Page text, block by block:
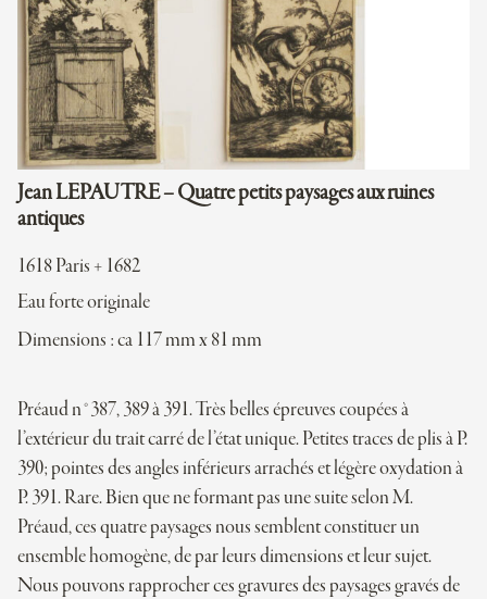
Jean LEPAUTRE – Quatre petits paysages aux ruines
antiques
1618 Paris + 1682
Eau forte originale
Dimensions : ca 117 mm x 81 mm
Préaud n°387, 389 à 391. Très belles épreuves coupées à
l’extérieur du trait carré de l’état unique. Petites traces de plis à P.
390; pointes des angles inférieurs arrachés et légère oxydation à
P. 391. Rare. Bien que ne formant pas une suite selon M.
Préaud, ces quatre paysages nous semblent constituer un
ensemble homogène, de par leurs dimensions et leur sujet.
Nous pouvons rapprocher ces gravures des paysages gravés de